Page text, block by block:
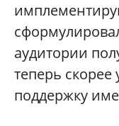
аудитории
теперь
поддержку